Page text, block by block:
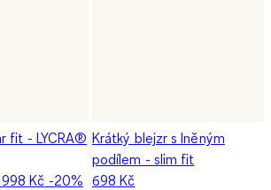
fit - LYCRA®
998 Kč -20%
Krátký blejzr s lněným
podílem - slim fit
698 Kč